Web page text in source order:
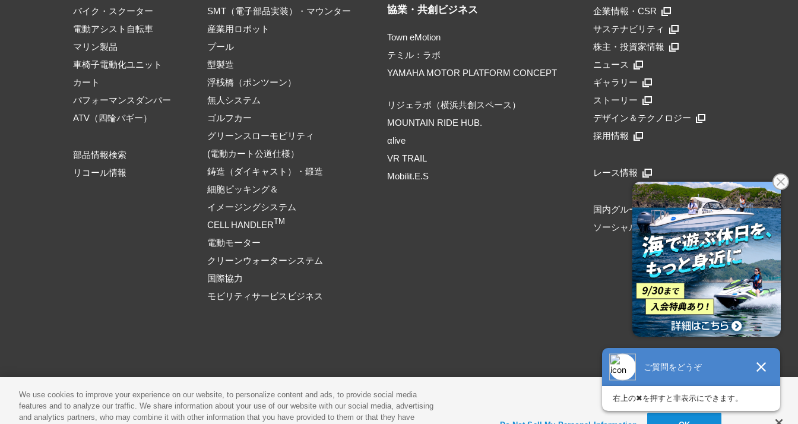
バイク・スクーター
電動アシスト自転車
マリン製品
車椅子電動化ユニット
カート
パフォーマンスダンパー
ATV（四輪バギー）
部品情報検索
リコール情報
SMT（電子部品実装）・マウンター
産業用ロボット
プール
型製造
浮桟橋（ポンツーン）
無人システム
ゴルフカー
グリーンスローモビリティ
(電動カート公道仕様）
鋳造（ダイキャスト）・鍛造
細胞ピッキング＆
イメージングシステム
CELL HANDLERTM
電動モーター
クリーンウォーターシステム
国際協力
モビリティサービスビジネス
協業・共創ビジネス
Town eMotion
テミル：ラボ
YAMAHA MOTOR PLATFORM CONCEPT
リジェラボ（横浜共創スペース）
MOUNTAIN RIDE HUB.
αlive
VR TRAIL
Mobilit.E.S
企業情報・CSR
サステナビリティ
株主・投資家情報
ニュース
ギャラリー
ストーリー
デザイン＆テクノロジー
採用情報
レース情報
国内グループリンク
ソーシャルメディア公式アカウント
アクセシビリティ方針
古物営業法に基づく表示 製品・事業のお問合せ
We use cookies to improve your experience on our website, to personalize content and ads, to provide social media
features and to analyze our traffic. We share information about your use of our website with our social media, advertising
and analytics partners, who may combine it with other information that you have provided to them or that they have